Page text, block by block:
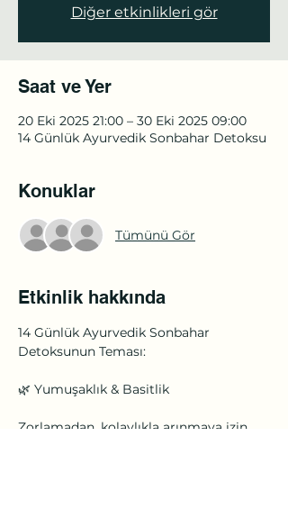
Diğer etkinlikleri gör
Saat ve Yer
20 Eki 2025 21:00 – 30 Eki 2025 09:00
14 Günlük Ayurvedik Sonbahar Detoksu
Konuklar
Tümünü Gör
Etkinlik hakkında
14 Günlük Ayurvedik Sonbahar
Detoksunun Teması:
🌿 Yumuşaklık & Basitlik
Zorlamadan, kolaylıkla arınmaya izin